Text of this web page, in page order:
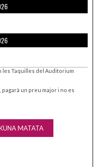
les Taquilles del Auditorium
un preu major i no es
MATATA